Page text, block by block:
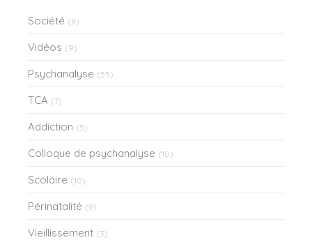
Société (8)
Vidéos (9)
Psychanalyse (55)
TCA (7)
Addiction (5)
Colloque de psychanalyse (10)
Scolaire (10)
Périnatalité (8)
Vieillissement (3)